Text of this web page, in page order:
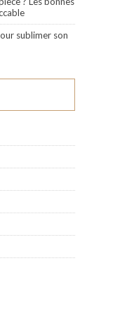
sublimer son